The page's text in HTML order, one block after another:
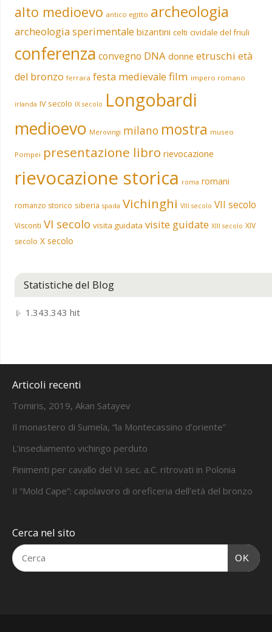
alto medioevo antico egitto archeologia
archeologia sperimentale bizantini celti cividale del friuli
conferenza convegno DNA donne etruschi età
del bronzo ferrara festa medievale film impero romano
irlanda IV secolo IX secolo Longobardi
medioevo Merovingi milano mostra museo
Pompei presentazione libro rievocazione
rievocazione storica roma romani
romanzo storico siberia spada Vichinghi VIII secolo VII secolo
Visconti VI secolo visita guidata visite guidate XIII secolo XIV
secolo X secolo
Statistiche del Blog
1.343.343 hit
Articoli recenti
Tomiris, 2019, Akan Satayev
Il monastero di Sumela, “la Montecassino d’oriente”
L’insediamento vichingo perduto
Finimenti per cavallo del VI sec. a.C. ritrovati in Polonia
Il “Mold Cape”: capolavoro di oreficeria dell’età del bronzo
Cerca nel sito
OK